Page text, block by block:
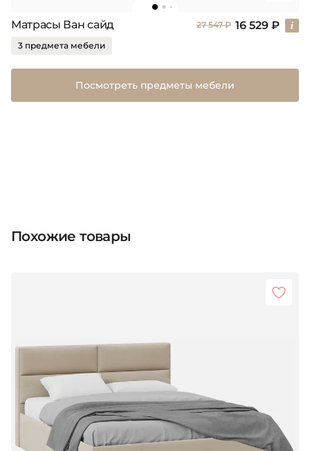
Матрасы Ван сайд 27 547 ₽ 16 529 ₽
3 предмета мебели
Посмотреть предметы мебели
Похожие товары